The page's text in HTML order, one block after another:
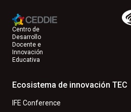
Centro de
Desarrollo
Docente e
Innovación
Educativa
Ecosistema de innovación TEC
IFE Conference